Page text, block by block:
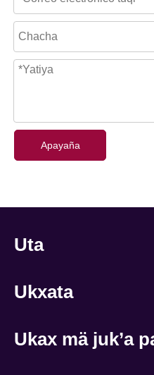
Apayaña
Uta
Ukxata
Ukax mä juk’a